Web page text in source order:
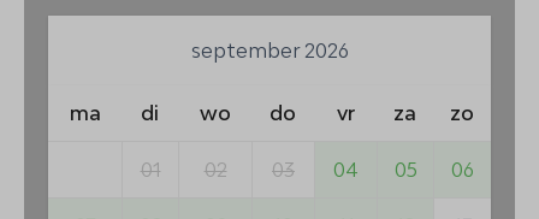
september 2026
ma di wo do vr za zo
01 02 03 04 05 06